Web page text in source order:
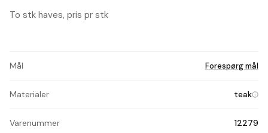
To stk haves, pris pr stk
Mål Forespørg mål
Materialer teak
Varenummer 12279